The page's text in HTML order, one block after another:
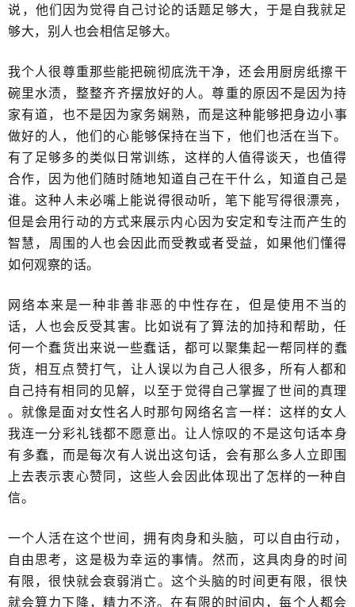
说​，他们因为觉得自己讨论的话题足够大，于是自我就足
够大，别人也会相信足够大。
我个人很尊重那些能把碗彻底洗干净，还会用厨房纸擦干
碗里水渍，​整整齐齐摆放好的人。尊重的原因不是因为持
家有道，也不是因为家务娴熟，而是这种能够把身边小事
做好的人，他们的心​能够保持在当下，他们也活在当下。
有了足够多的类似日常训练，这样的人值得谈天，​也值得
合作，因为他们随时随地知道自己在干什么，知道自己是
谁。这种人未必嘴上能说得很动听，笔下能写得很漂亮，
但是会用行动的方式来展示内心因为​安定和专注而产生的
智慧，​周围的人也会因此而受教或者受益，如果他们懂得
如何观察的话。
网络本来是一种非善非恶的中性存在，但是使用不当的
话，人​也会反受其害。比如说有了算法的加持和帮助，任
何一个蠢货出来说一些蠢话，都可以聚集起一帮同样的蠢
货，相互点赞打气，​让人误以为自己人很多，所有人都和
自己持有相同的见解，以至于觉得自己掌握了世间的真理​
。就像是面对女性名人时那句网络名言​一样：这样的女人
我连一分彩礼钱都不愿意出。让人惊叹的不是这句话本身
有​多蠢，而是每次有人说出这句话，会有那么多人立即围
上去表示衷心赞同，这些人会​因此体现出了怎样的一种自
信。
一个人活在这个世间，拥有肉身和头脑，可以自由行动，
自由思考，这是​极为幸运的事情。​然而，这具肉身的时间
有限，很快就会衰弱消亡。这个头脑的时间更有限，很快
就会算力下降，精力不济。在有限的时间内，每个人都会​